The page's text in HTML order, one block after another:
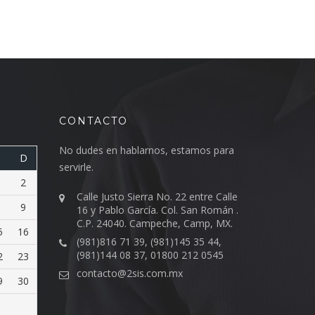
D
2
9
16
23
30
CONTACTO
No dudes en hablarnos, estamos para
servirle.
Calle Justo Sierra No. 22 entre Calle
16 y Pablo García. Col. San Román .
C.P. 24040. Campeche, Camp, MX.
(981)816 71 39, (981)145 35 44,
(981)144 08 37, 01800 212 0545
contacto@2sis.com.mx